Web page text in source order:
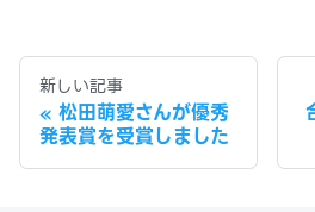
新しい記事
松田萌愛さんが優秀
発表賞を受賞しました